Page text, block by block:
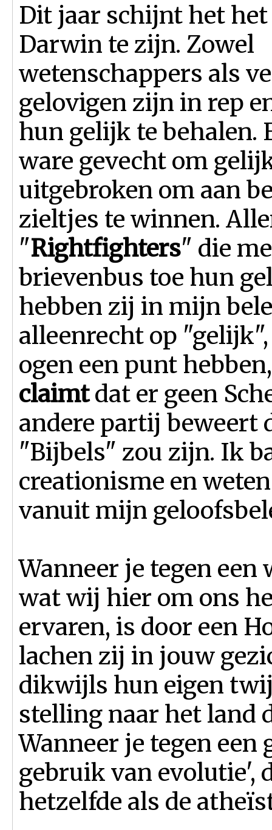
Dit jaar schijnt het
Darwin te zijn. Zowel
wetenschappers als
gelovigen zijn in rep
hun gelijk te behalen.
ware gevecht om
uitgebroken om aan
zieltjes te winnen.
"Rightfighters" die
brievenbus toe hun
hebben zij in mijn
alleenrecht op
ogen een punt
claimtdat er geen
andere partij beweert
"Bijbels" zou zijn. Ik
creationisme en
vanuit mijn
Wanneer je tegen een
wat wij hier om ons
ervaren, is door een
lachen zij in jouw
dikwijls hun eigen
stelling naar het land
Wanneer je tegen een
gebruik van evolutie',
hetzelfde als de